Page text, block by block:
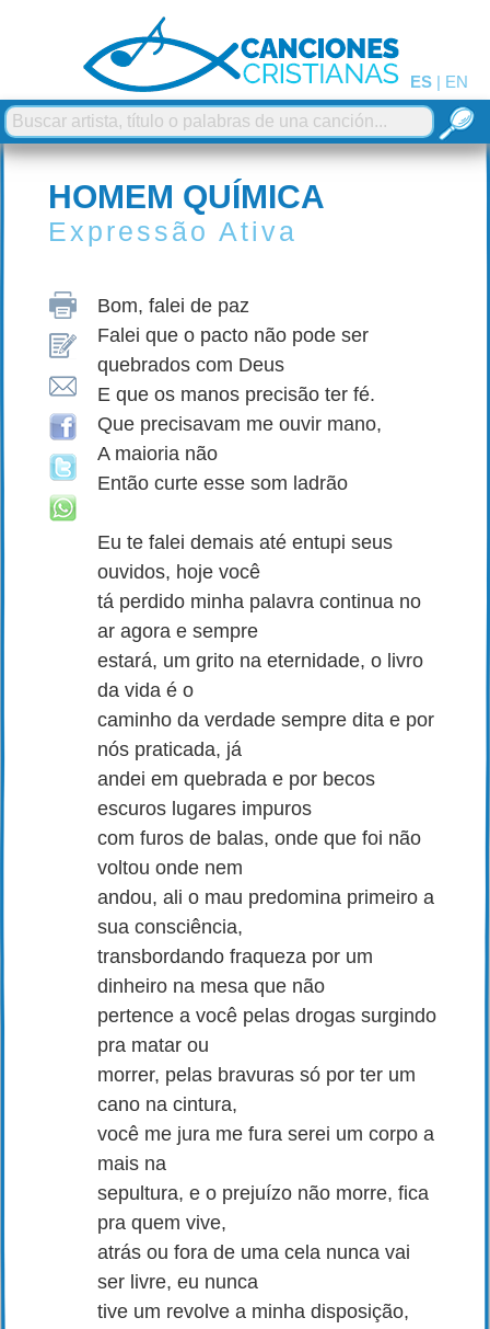
ES | EN
HOMEM QUÍMICA
Expressão Ativa
Bom, falei de paz
Falei que o pacto não pode ser
quebrados com Deus
E que os manos precisão ter fé.
Que precisavam me ouvir mano,
A maioria não
Então curte esse som ladrão
Eu te falei demais até entupi seus
ouvidos, hoje você
tá perdido minha palavra continua no
ar agora e sempre
estará, um grito na eternidade, o livro
da vida é o
caminho da verdade sempre dita e por
nós praticada, já
andei em quebrada e por becos
escuros lugares impuros
com furos de balas, onde que foi não
voltou onde nem
andou, ali o mau predomina primeiro a
sua consciência,
transbordando fraqueza por um
dinheiro na mesa que não
pertence a você pelas drogas surgindo
pra matar ou
morrer, pelas bravuras só por ter um
cano na cintura,
você me jura me fura serei um corpo a
mais na
sepultura, e o prejuízo não morre, fica
pra quem vive,
atrás ou fora de uma cela nunca vai
ser livre, eu nunca
tive um revolve a minha disposição,